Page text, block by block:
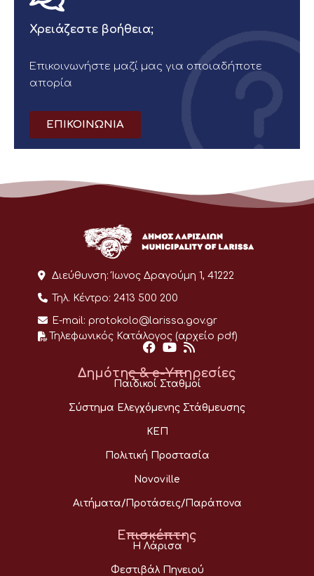
Χρειάζεστε βοήθεια;
Επικοινωνήστε μαζί μας για οποιαδήποτε
απορία
ΕΠΙΚΟΙΝΩΝΙΑ
Διεύθυνση: Ίωνος Δραγούμη 1, 41222
Τηλ. Κέντρο: 2413 500 200
E-mail: protokolo@larissa.gov.gr
Τηλεφωνικός Κατάλογος (αρχείο pdf)
Δημότης & e-Υπηρεσίες
Παιδικοί Σταθμοί
Σύστημα Ελεγχόμενης Στάθμευσης
ΚΕΠ
Πολιτική Προστασία
Novoville
Αιτήματα/Προτάσεις/Παράπονα
Επισκέπτης
Η Λάρισα
Φεστιβάλ Πηνειού